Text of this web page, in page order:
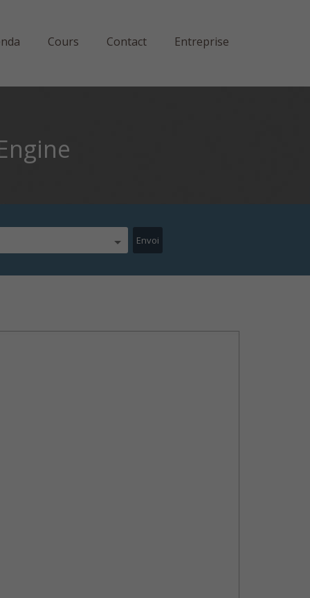
Cours Contact Entreprise